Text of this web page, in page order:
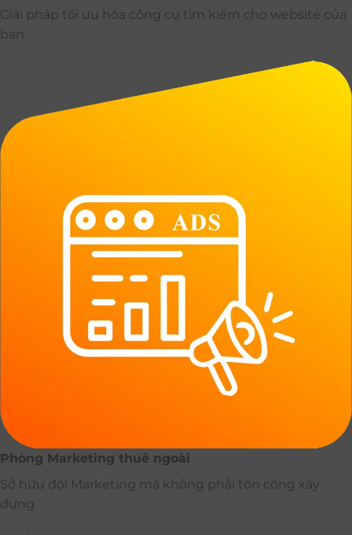
Giải pháp tối ưu hóa công cụ tìm kiếm cho website của
bạn
Phòng Marketing thuê ngoài
Sở hữu đội Marketing mà không phải tốn công xây
dựng